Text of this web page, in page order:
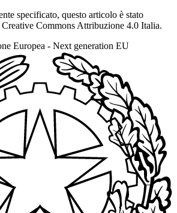
specificato, questo articolo è stato
Commons Attribuzione 4.0 Italia.